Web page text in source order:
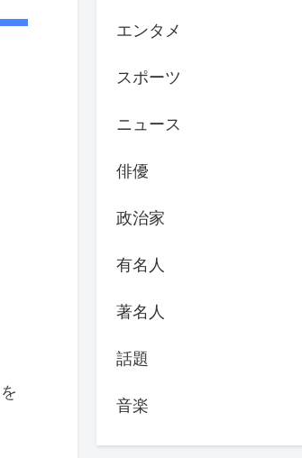
エンタメ
スポーツ
ニュース
俳優
政治家
有名人
著名人
話題
音楽